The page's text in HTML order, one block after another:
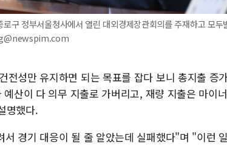
구 정부서울청사에서 열린 대외경제장관회의를 주재하고 모두
전성만 유지하면 되는 목표를 잡다 보니 총지출 증
산이 다 의무 지출로 가버리고, 재량 지출은 마이
명했다.
경기 대응이 될 줄 알았는데 실패했다"며 "이런